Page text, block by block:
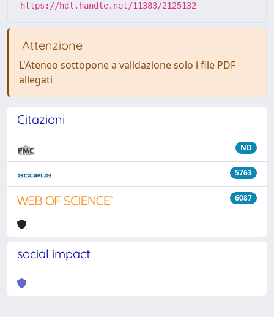
https://hdl.handle.net/11383/2125132
Attenzione
L'Ateneo sottopone a validazione solo i file PDF
allegati
Citazioni
ND
5763
6087
social impact